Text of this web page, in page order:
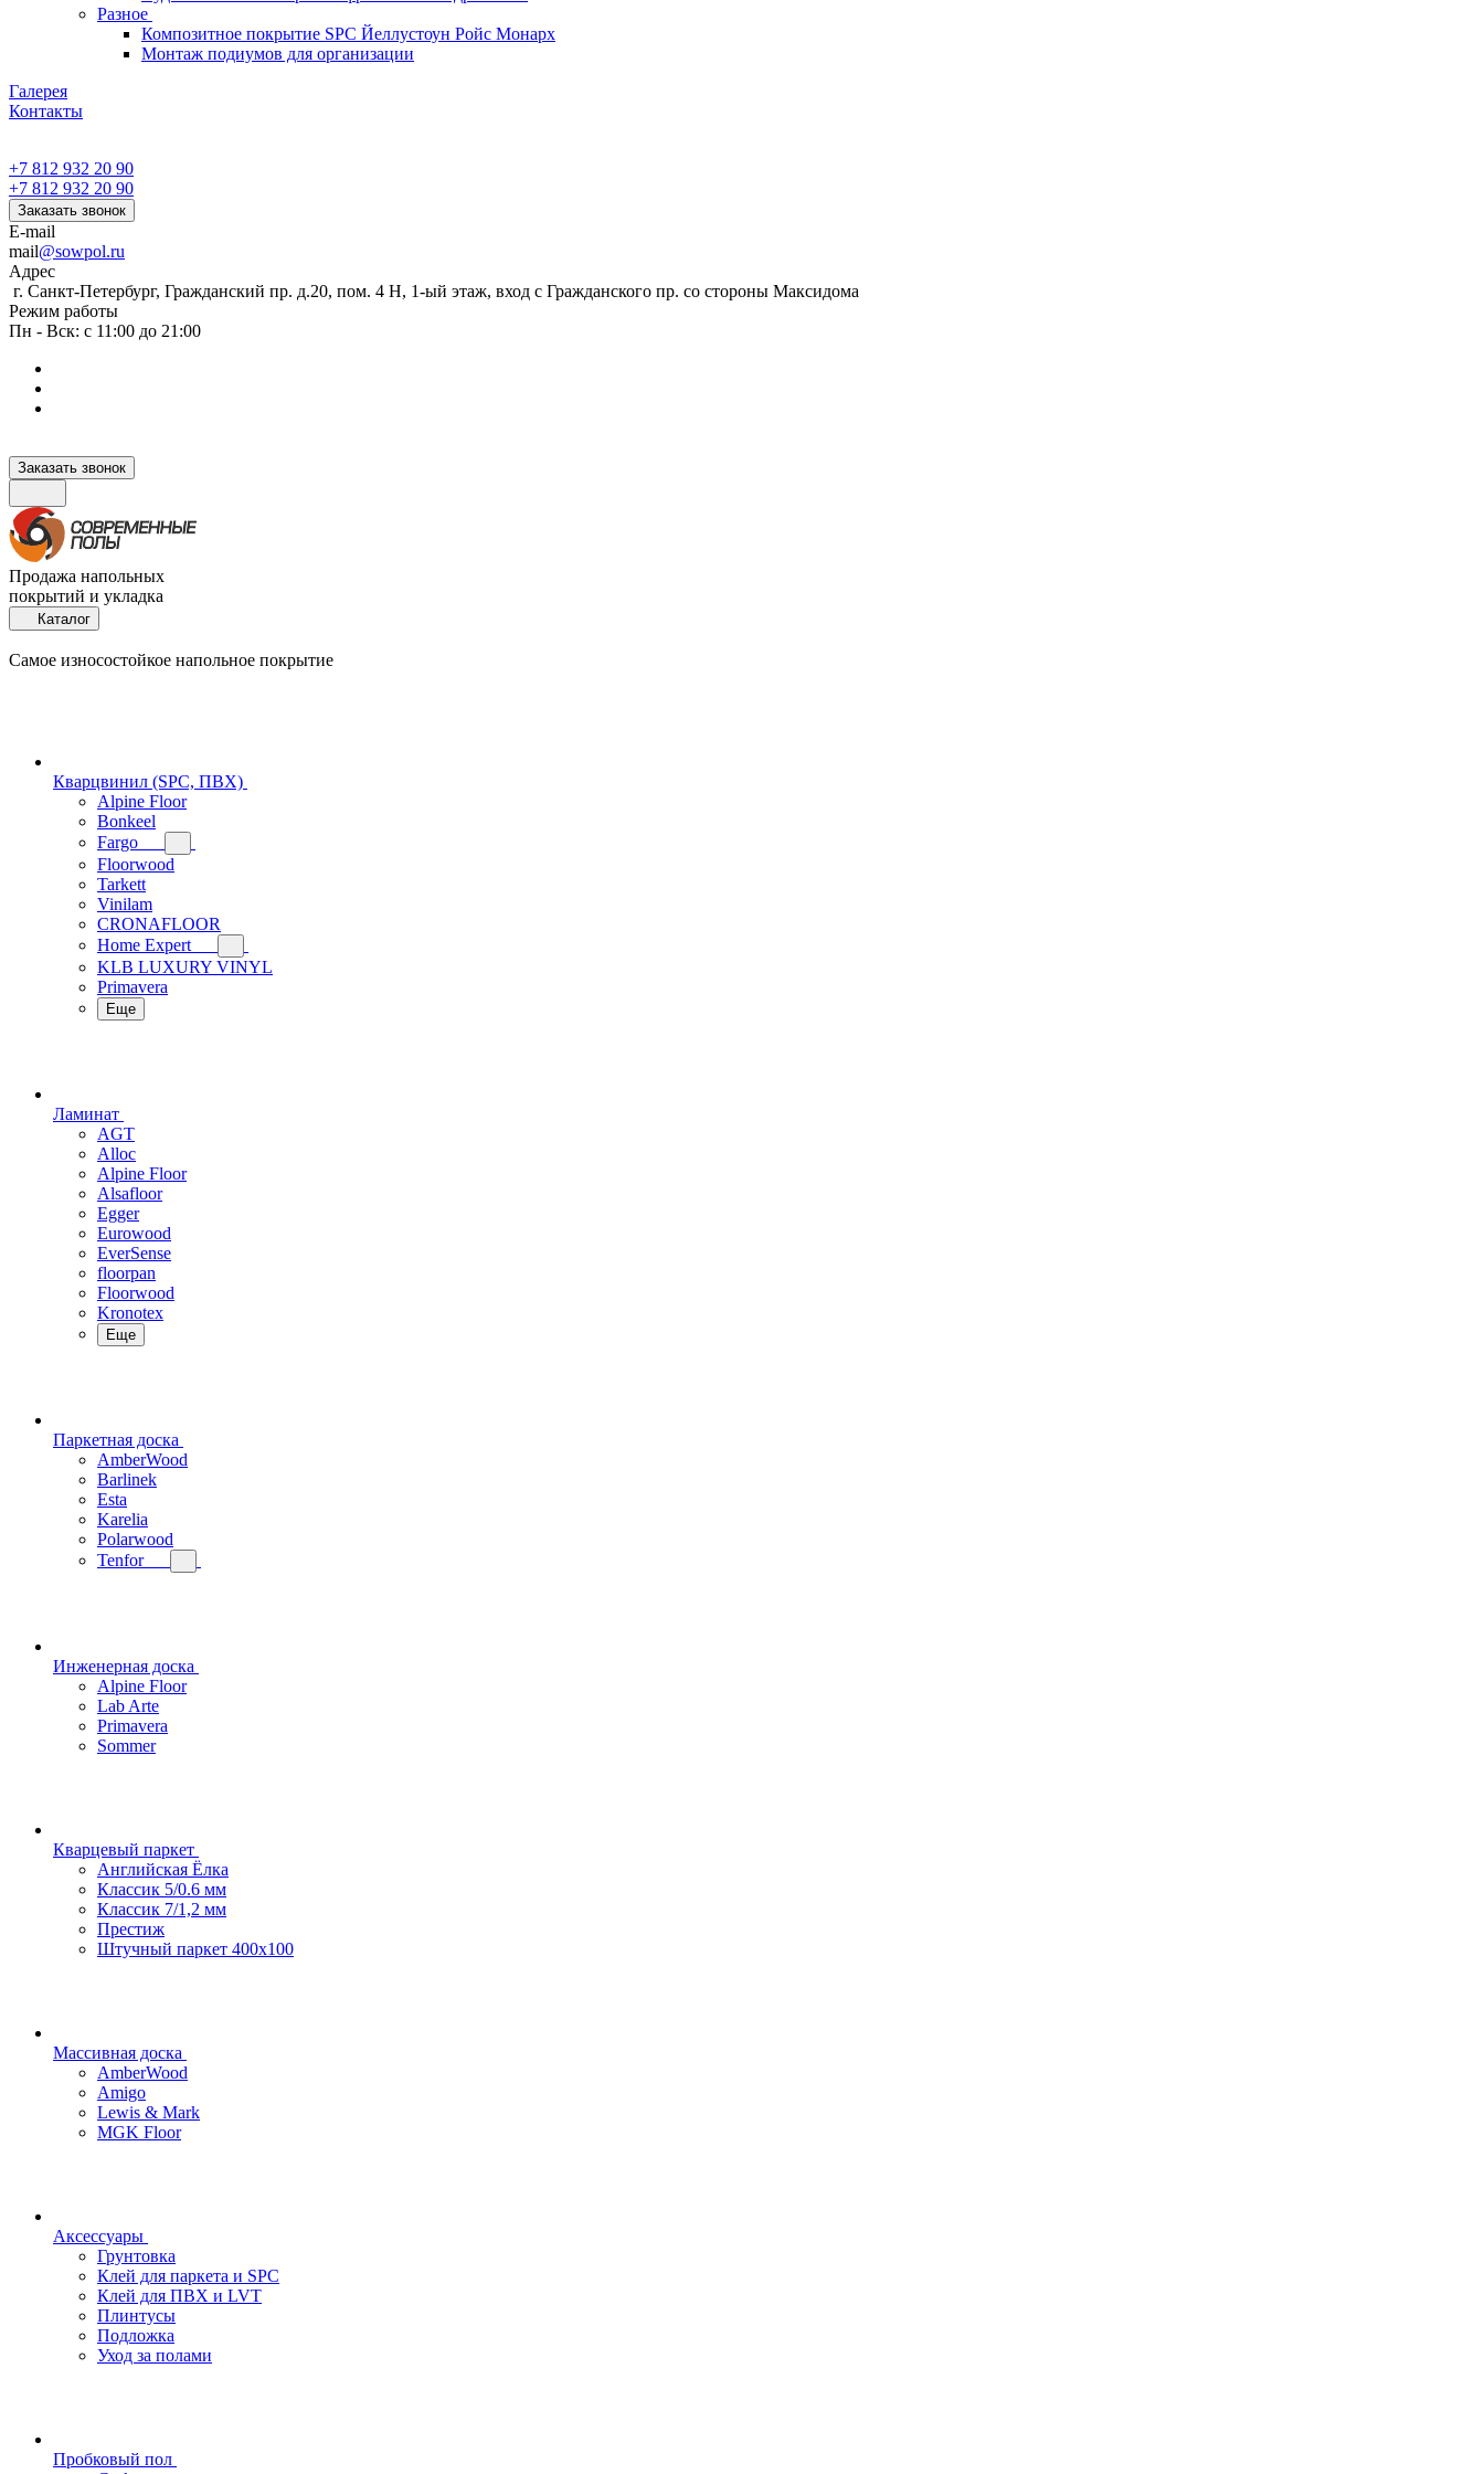
Разное
Композитное покрытие SPC Йеллустоун Ройс Монарх
Монтаж подиумов для организации
Галерея
Контакты
+7 812 932 20 90
+7 812 932 20 90
Заказать звонок
E-mail
mail@sowpol.ru
Адрес
г. Санкт-Петербург, Гражданский пр. д.20, пом. 4 Н, 1-ый этаж, вход с Гражданского пр. со стороны Максидома
Режим работы
Пн - Вск: с 11:00 до 21:00
Заказать звонок
Продажа напольных
покрытий и укладка
Каталог
Самое износостойкое напольное покрытие
Кварцвинил (SPC, ПВХ)
Alpine Floor
Bonkeel
Fargo
Floorwood
Tarkett
Vinilam
CRONAFLOOR
Home Expert
KLB LUXURY VINYL
Primavera
Еще
Ламинат
AGT
Alloc
Alpine Floor
Alsafloor
Egger
Eurowood
EverSense
floorpan
Floorwood
Kronotex
Еще
Паркетная доска
AmberWood
Barlinek
Esta
Karelia
Polarwood
Tenfor
Инженерная доска
Alpine Floor
Lab Arte
Primavera
Sommer
Кварцевый паркет
Английская Ёлка
Классик 5/0.6 мм
Классик 7/1,2 мм
Престиж
Штучный паркет 400x100
Массивная доска
AmberWood
Amigo
Lewis & Mark
MGK Floor
Аксессуары
Грунтовка
Клей для паркета и SPC
Клей для ПВХ и LVT
Плинтусы
Подложка
Уход за полами
Пробковый пол